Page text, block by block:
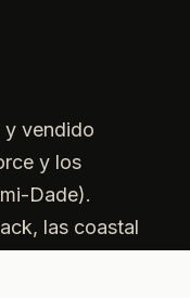
y vendido
y los
Dade).
las coastal